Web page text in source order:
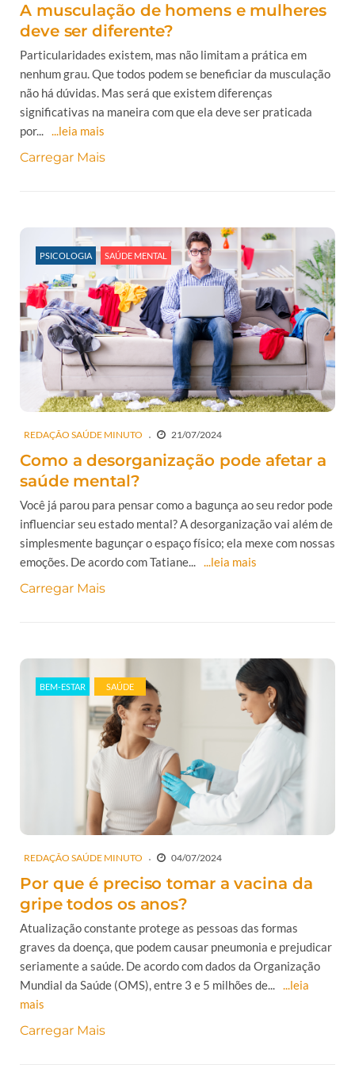
A musculação de homens e mulheres
deve ser diferente?
Particularidades existem, mas não limitam a prática em
nenhum grau. Que todos podem se beneficiar da musculação
não há dúvidas. Mas será que existem diferenças
significativas na maneira com que ela deve ser praticada
por... ...leia mais
Carregar Mais
PSICOLOGIA SAÚDE MENTAL
REDAÇÃO SAÚDE MINUTO 21/07/2024
Como a desorganização pode afetar a
saúde mental?
Você já parou para pensar como a bagunça ao seu redor pode
influenciar seu estado mental? A desorganização vai além de
simplesmente bagunçar o espaço físico; ela mexe com nossas
emoções. De acordo com Tatiane... ...leia mais
Carregar Mais
BEM-ESTAR SAÚDE
REDAÇÃO SAÚDE MINUTO 04/07/2024
Por que é preciso tomar a vacina da
gripe todos os anos?
Atualização constante protege as pessoas das formas
graves da doença, que podem causar pneumonia e prejudicar
seriamente a saúde. De acordo com dados da Organização
Mundial da Saúde (OMS), entre 3 e 5 milhões de... ...leia
mais
Carregar Mais